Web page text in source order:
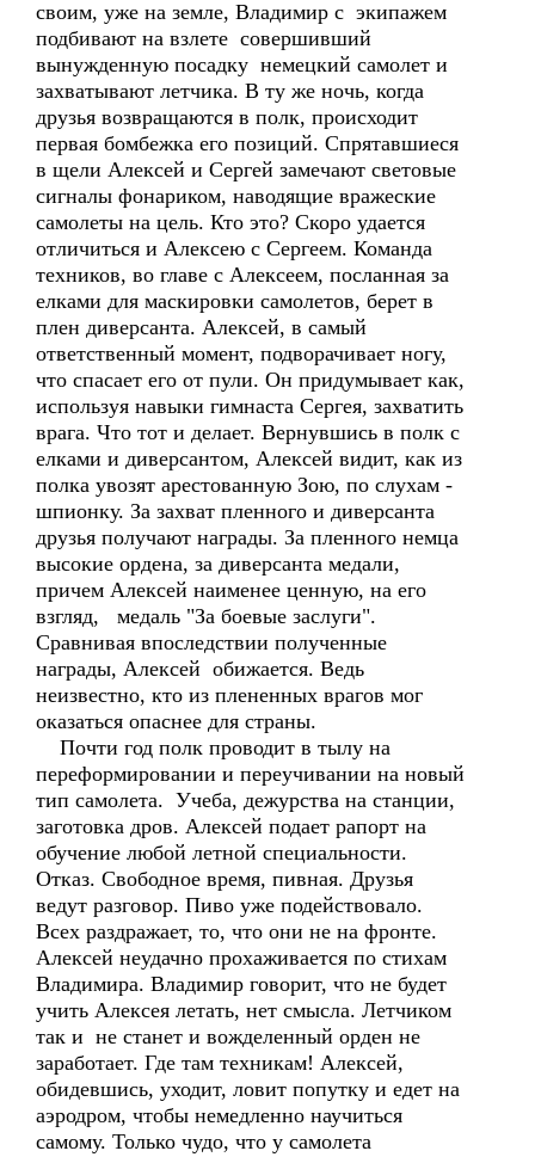
своим, уже на земле, Владимир с экипажем
подбивают на взлете совершивший
вынужденную посадку немецкий самолет и
захватывают летчика. В ту же ночь, когда
друзья возвращаются в полк, происходит
первая бомбежка его позиций. Спрятавшиеся
в щели Алексей и Сергей замечают световые
сигналы фонариком, наводящие вражеские
самолеты на цель. Кто это? Скоро удается
отличиться и Алексею с Сергеем. Команда
техников, во главе с Алексеем, посланная за
елками для маскировки самолетов, берет в
плен диверсанта. Алексей, в самый
ответственный момент, подворачивает ногу,
что спасает его от пули. Он придумывает как,
используя навыки гимнаста Сергея, захватить
врага. Что тот и делает. Вернувшись в полк с
елками и диверсантом, Алексей видит, как из
полка увозят арестованную Зою, по слухам -
шпионку. За захват пленного и диверсанта
друзья получают награды. За пленного немца
высокие ордена, за диверсанта медали,
причем Алексей наименее ценную, на его
взгляд, медаль "За боевые заслуги".
Сравнивая впоследствии полученные
награды, Алексей обижается. Ведь
неизвестно, кто из плененных врагов мог
оказаться опаснее для страны.
Почти год полк проводит в тылу на
переформировании и переучивании на новый
тип самолета. Учеба, дежурства на станции,
заготовка дров. Алексей подает рапорт на
обучение любой летной специальности.
Отказ. Свободное время, пивная. Друзья
ведут разговор. Пиво уже подействовало.
Всех раздражает, то, что они не на фронте.
Алексей неудачно прохаживается по стихам
Владимира. Владимир говорит, что не будет
учить Алексея летать, нет смысла. Летчиком
так и не станет и вожделенный орден не
заработает. Где там техникам! Алексей,
обидевшись, уходит, ловит попутку и едет на
аэродром, чтобы немедленно научиться
самому. Только чудо, что у самолета